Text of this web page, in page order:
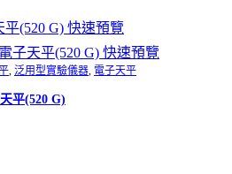
快速預覽
快速預覽
, 泛用型實驗儀器, 電子天平
平(520 G)